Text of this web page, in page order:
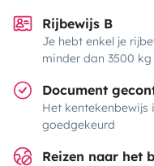
Rijbewijs B
Je hebt enkel je
minder dan 3500
Document
Het kentekenbewijs
goedgekeurd
Reizen naar het